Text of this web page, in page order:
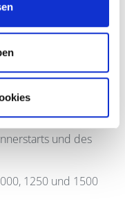
gefertigt und
zur idealen
Heizkessel durch
und des
1250 und 1500